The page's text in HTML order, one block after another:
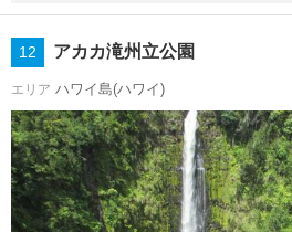
12 アカカ滝州立公園
エリア ハワイ島(ハワイ)